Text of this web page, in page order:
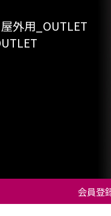
外用_OUTLET
会員登